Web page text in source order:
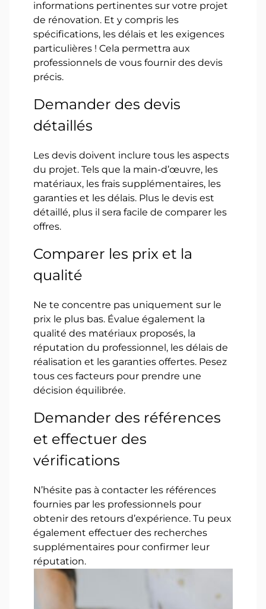
informations pertinentes sur votre projet
de rénovation. Et y compris les
spécifications, les délais et les exigences
particulières ! Cela permettra aux
professionnels de vous fournir des devis
précis.
Demander des devis
détaillés
Les devis doivent inclure tous les aspects
du projet. Tels que la main-d’œuvre, les
matériaux, les frais supplémentaires, les
garanties et les délais. Plus le devis est
détaillé, plus il sera facile de comparer les
offres.
Comparer les prix et la
qualité
Ne te concentre pas uniquement sur le
prix le plus bas. Évalue également la
qualité des matériaux proposés, la
réputation du professionnel, les délais de
réalisation et les garanties offertes. Pesez
tous ces facteurs pour prendre une
décision équilibrée.
Demander des références
et effectuer des
vérifications
N’hésite pas à contacter les références
fournies par les professionnels pour
obtenir des retours d’expérience. Tu peux
également effectuer des recherches
supplémentaires pour confirmer leur
réputation.